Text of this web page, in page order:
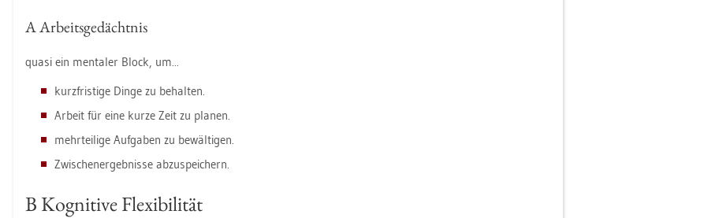
A Ar­beits­ge­dächt­nis
quasi ein men­ta­ler Block, um...
kurz­fris­ti­ge Dinge zu be­hal­ten.
Ar­beit für eine kurze Zeit zu pla­nen.
mehr­tei­li­ge Auf­ga­ben zu be­wäl­ti­gen.
Zwi­schen­er­geb­nis­se ab­zu­spei­chern.
B Ko­gni­ti­ve Fle­xi­bi­li­tät